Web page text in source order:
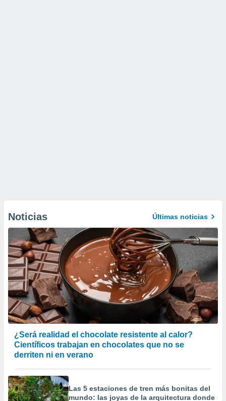
Noticias Últimas noticias
¿Será realidad el chocolate resistente al calor?
Científicos trabajan en chocolates que no se
derriten ni en verano
Las 5 estaciones de tren más bonitas del
mundo: las joyas de la arquitectura donde